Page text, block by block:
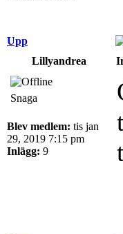
Upp
Lillyandrea
Snaga
Blev medlem: tis jan
29, 2019 7:15 pm
Inlägg: 9